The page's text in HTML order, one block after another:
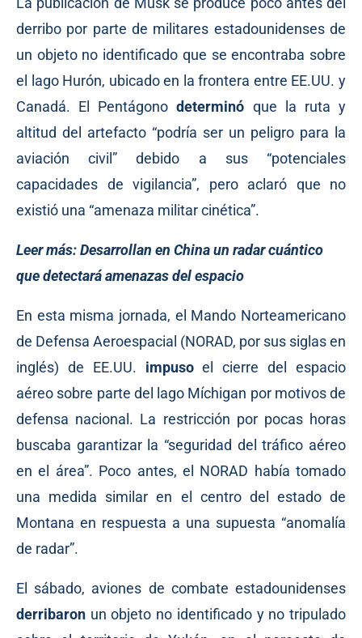
derribo por parte de militares estadounidenses de
un objeto no identificado que se encontraba sobre
el lago Hurón, ubicado en la frontera entre EE.UU. y
Canadá. El Pentágonodeterminó que la ruta y
altitud del artefacto “podría ser un peligro para la
aviación civil” debido a sus “potenciales
capacidades de vigilancia”, pero aclaró que no
existió una “amenaza militar cinética”.
Leer más:Desarrollan en China un radar cuántico
que detectará amenazas del espacio
En esta misma jornada, el Mando Norteamericano
de Defensa Aeroespacial (NORAD, por sus siglas en
inglés) de EE.UU. impusoel cierre del espacio
aéreo sobre parte del lago Míchigan por motivos de
defensa nacional. La restricción por pocas horas
buscaba garantizar la “seguridad del tráfico aéreo
en el área”. Poco antes, el NORAD había tomado
una medida similar en el centro del estado de
Montana en respuesta a una supuesta “anomalía
de radar”.
El sábado, aviones de combate estadounidenses
derribaron un objeto no identificado y no tripulado